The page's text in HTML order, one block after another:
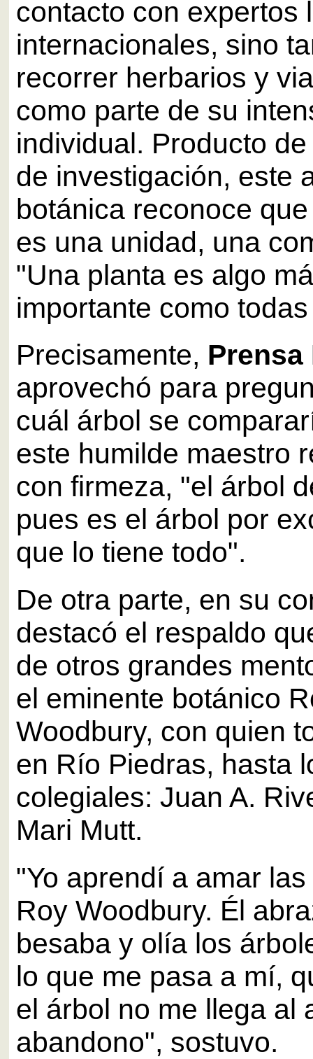
contacto con expertos
internacionales, sino
recorrer herbarios y
como parte de su
individual. Producto
de investigación, este
botánica reconoce
es una unidad, una
"Una planta es algo
importante como
Precisamente, Prensa
aprovechó para
cuál árbol se
este humilde maestro
con firmeza, "el árbol
pues es el árbol por
que lo tiene todo".
De otra parte, en su
destacó el respaldo
de otros grandes
el eminente botánico
Woodbury, con quien
en Río Piedras, hasta
colegiales: Juan A.
Mari Mutt.
"Yo aprendí a amar
Roy Woodbury. Él
besaba y olía los
lo que me pasa a mí,
el árbol no me llega al
abandono", sostuvo.